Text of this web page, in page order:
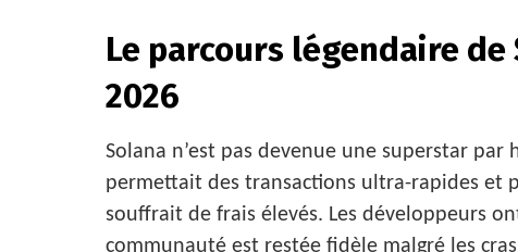
Le parcours légendaire
2026
Solana n’est pas devenue une superstar
permettait des transactions ultra-rapides et
souffrait de frais élevés. Les développeurs
communauté est restée fidèle malgré les